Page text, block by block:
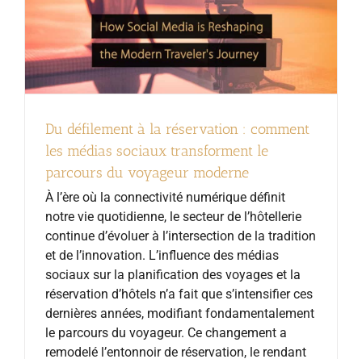
Du défilement à la réservation : comment
les médias sociaux transforment le
parcours du voyageur moderne
À l’ère où la connectivité numérique définit
notre vie quotidienne, le secteur de l’hôtellerie
continue d’évoluer à l’intersection de la tradition
et de l’innovation. L’influence des médias
sociaux sur la planification des voyages et la
réservation d’hôtels n’a fait que s’intensifier ces
dernières années, modifiant fondamentalement
le parcours du voyageur. Ce changement a
remodelé l’entonnoir de réservation, le rendant